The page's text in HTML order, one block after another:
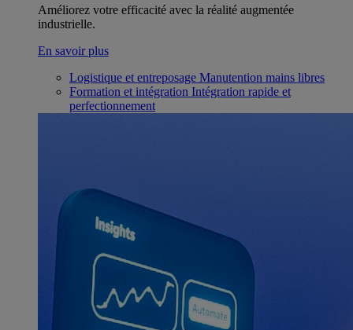
Améliorez votre efficacité avec la réalité augmentée
industrielle.
En savoir plus
Logistique et entreposage Manutention mains libres
Formation et intégration Intégration rapide et
perfectionnement